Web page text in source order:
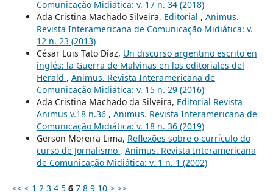
Comunicação Midiática: v. 17 n. 34 (2018)
Ada Cristina Machado Silveira, Editorial , Animus.
Revista Interamericana de Comunicação Midiática: v.
12 n. 23 (2013)
César Luis Tato Díaz, Un discurso argentino escrito en
inglés: la Guerra de Malvinas en los editoriales del
Herald , Animus. Revista Interamericana de
Comunicação Midiática: v. 15 n. 29 (2016)
Ada Cristina Machado da Silveira, Editorial Revista
Animus v.18 n.36 , Animus. Revista Interamericana de
Comunicação Midiática: v. 18 n. 36 (2019)
Gerson Moreira Lima, Reflexões sobre o currículo do
curso de Jornalismo , Animus. Revista Interamericana
de Comunicação Midiática: v. 1 n. 1 (2002)
<< < 1 2 3 4 5 6 7 8 9 10 > >>